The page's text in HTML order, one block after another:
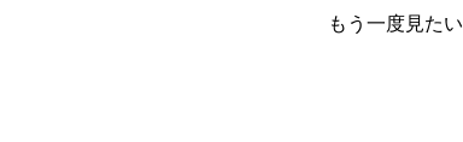
もう一度見た